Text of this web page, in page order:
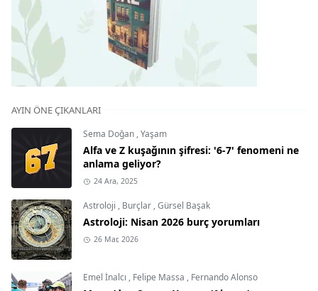
AYIN ÖNE ÇIKANLARI
Sema Doğan,Yaşam
Alfa ve Z kuşağının şifresi: '6-7' fenomeni ne
anlama geliyor?
24 Ara, 2025
Astroloji , Burçlar,Gürsel Başak
Astroloji: Nisan 2026 burç yorumları
26 Mar, 2026
Emel İnalcı , Felipe Massa , Fernando Alonso